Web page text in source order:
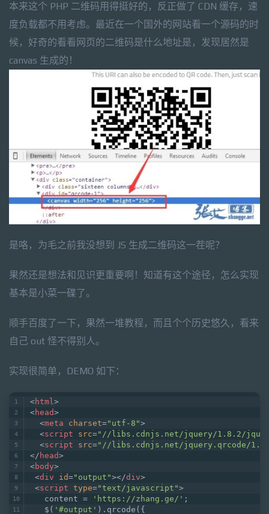
本来这个 PHP 二维码用得挺好的，反正做了 CDN 缓存，速
度负载都不用考虑。最近在一个国外的网站看一个源码的时
候，好奇的看看网页的二维码是什么地址是，发现居然是
canvas 生成的！
是咯，为毛之前我没想到 JS 生成二维码这一茬呢？
果然还是想法和见识更重要啊！知道有这个途径，怎么实现
基本是小菜一碟了。
顺手百度了一下，果然一堆教程，而且个个历史悠久，看来
自己 out 怪不得别人。
实现很简单，DEMO 如下：
<html>
<head>
<meta charset="utf-8">
<script src="//libs.cdnjs.net/jquery/1.8.2/
<script src="//libs.cdnjs.net/jquery.qrcode/
</ head>
<body>
<div id="output"></div>
<script type="text/javascript">
   content =
'https://zhang.ge/' ;
   $(
'#output' ).qrcode({